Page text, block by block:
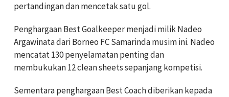
pertandingan dan mencetak satu gol.
Penghargaan Best Goalkeeper menjadi milik Nadeo
Argawinata dari Borneo FC Samarinda musim ini. Nadeo
mencatat 130 penyelamatan penting dan
membukukan 12 clean sheets sepanjang kompetisi.
Sementara penghargaan Best Coach diberikan kepada